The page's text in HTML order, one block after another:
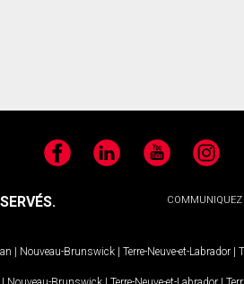
FacebookLinkedIn YouTubeInstagram
COMMUNIQUEZ
| Nouveau-Brunswick | Terre-Neuve-et-Labrador |